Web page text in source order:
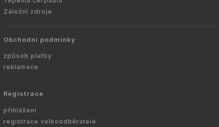
Záložní zdroje
Obchodní podmínky
způsob platby
reklamace
Registrace
přihlášení
registrace velkoodběratele